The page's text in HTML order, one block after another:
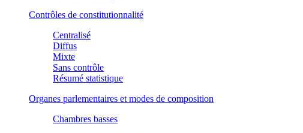
Contrôles de constitutionnalité
Centralisé
Diffus
Mixte
Sans contrôle
Résumé statistique
Organes parlementaires et modes de composition
Chambres basses